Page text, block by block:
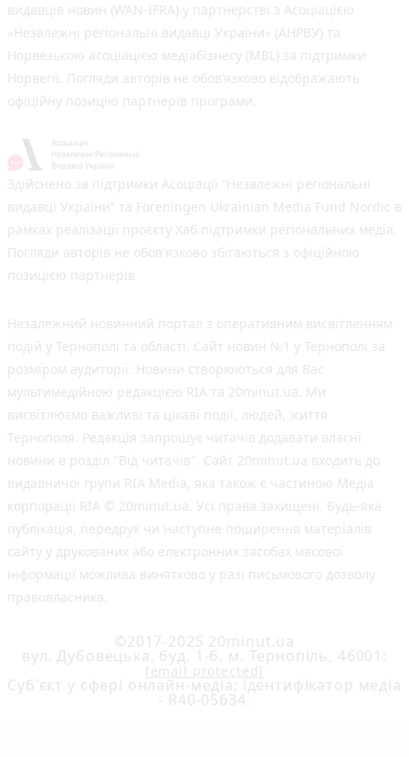
видавців новин (WAN-IFRA) у партнерстві з Асоціацією
«Незалежні регіональні видавці України» (АНРВУ) та
Норвезькою асоціацією медіабізнесу (MBL) за підтримки
Норвегії. Погляди авторів не обов’язково відображають
офіційну позицію партнерів програми.
Здійснено за підтримки Асоціації “Незалежні регіональні
видавці України” та Foreningen Ukrainian Media Fund Nordic в
рамках реалізації проєкту Хаб підтримки регіональних медіа.
Погляди авторів не обов'язково збігаються з офіційною
позицією партнерів
Незалежний новинний портал з оперативним висвітленням
подій у Тернополі та області. Сайт новин №1 у Тернополі за
розміром аудиторії. Новини створюються для Вас
мультимедійною редакцією RIA та 20minut.ua. Ми
висвітлюємо важливі та цікаві події, людей, життя
Тернополя. Редакція запрошує читачів додавати власні
новини в розділ "Від читачів". Сайт 20minut.ua входить до
видавничої групи RIA Media, яка також є частиною Медіа
корпорації RIA © 20minut.ua. Усі права захищені. Будь-яка
публiкацiя, передрук чи наступне поширення матеріалів
сайту у друкованих або електронних засобах масової
інформації можлива винятково у разі письмового дозволу
правовласника.
©2017-2025 20minut.ua
вул. Дубовецька, буд. 1-б, м. Тернопіль, 46001;
[email protected]
Cуб'єкт у сфері онлайн-медіа; ідентифікатор медіа
- R40-05634.